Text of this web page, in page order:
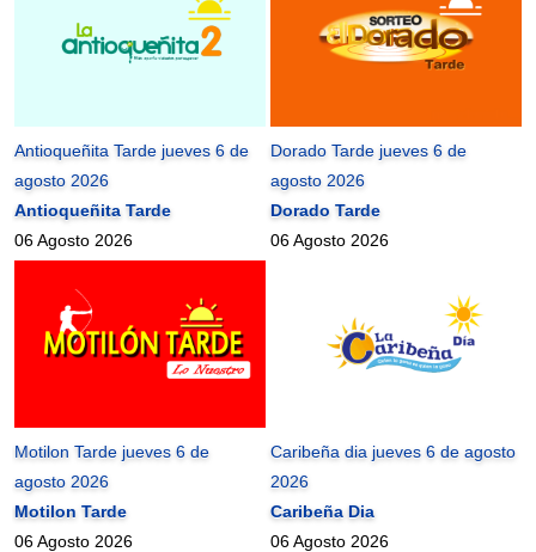
Antioqueñita Tarde jueves 6 de
agosto 2026
Antioqueñita Tarde
06 Agosto 2026
Dorado Tarde jueves 6 de
agosto 2026
Dorado Tarde
06 Agosto 2026
Motilon Tarde jueves 6 de
agosto 2026
Motilon Tarde
06 Agosto 2026
Caribeña dia jueves 6 de agosto
2026
Caribeña Dia
06 Agosto 2026